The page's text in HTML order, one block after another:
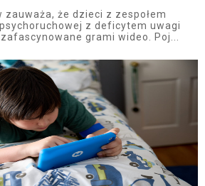
zauważa, że dzieci z zespołem
z deficytem uwagi
grami wideo. Poj...